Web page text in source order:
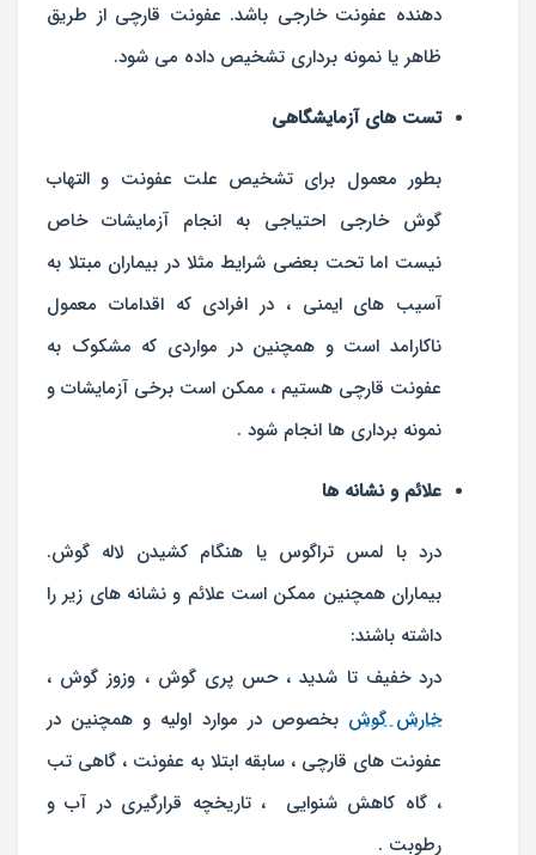
دهنده عفونت خارجی باشد. عفونت قارچی از طریق
ظاهر یا نمونه برداری تشخیص داده می شود.
تست های آزمایشگاهی
بطور معمول برای تشخیص علت عفونت و التهاب
گوش خارجی احتیاجی به انجام آزمایشات خاص
نیست اما تحت بعضی شرایط مثلا در بیماران مبتلا به
آسیب های ایمنی ، در افرادی که اقدامات معمول
ناکارامد است و همچنین در مواردی که مشکوک به
عفونت قارچی هستیم ، ممکن است برخی آزمایشات و
نمونه برداری ها انجام شود .
علائم و نشانه ها
درد با لمس تراگوس یا هنگام کشیدن لاله گوش.
بیماران همچنین ممکن است علائم و نشانه های زیر را
داشته باشند:
درد خفیف تا شدید ، حس پری گوش ، وزوز گوش ،
خارش گوش بخصوص در موارد اولیه و همچنین در
عفونت های قارچی ، سابقه ابتلا به عفونت ، گاهی تب
، گاه کاهش شنوایی ، تاریخچه قرارگیری در آب و
رطوبت .